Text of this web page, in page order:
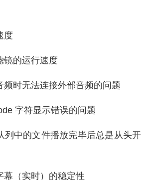
度
镜的运行速度
频时无法连接外部音频的问题
字符显示错误的问题
列中的文件播放完毕后总是从头开
幕（实时）的稳定性